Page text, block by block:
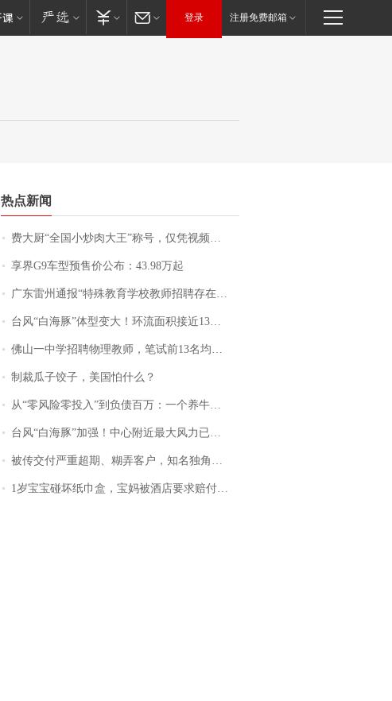
登录 注册免费邮箱
热点新闻
费大厨“全国小炒肉大王”称号，仅凭视频评出？中国烹饪协会回应
享界G9车型预售价公布：43.98万起
广东雷州通报“特殊教育学校教师招聘存在违规行为”：已启动问责程序 副校长被停职
台风“白海豚”体型变大！环流面积接近13个浙江那么大
佛山一中学招聘物理教师，笔试前13名均遭淘汰？教育局：已叫停招聘，成立调查组全面核查
制裁瓜子饺子，美国怕什么？
从“零风险零投入”到负债百万：一个养牛项目崩盘后，谁该为农户的贷款买单丨红星调查
台风“白海豚”加强！中心附近最大风力已达15级 最新研判
被传交付严重超期、糊弄客户，知名独角兽车企创始人回应：都没证据，将依法采取措施，“本人长期与美国交管局保持沟通，对方表示肯定”
1岁宝宝碰坏纸巾盒，宝妈被酒店要求赔付924元！三亚一酒店回复：骨瓷定制！网友一查价格，吵翻了